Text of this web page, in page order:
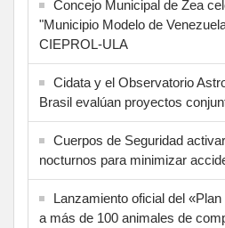
Concejo Municipal de Zea
"Municipio Modelo de
CIEPROL-ULA
Cidata y el Observatorio
Brasil evalúan proyectos
Cuerpos de Seguridad
nocturnos para minimizar
Lanzamiento oficial del
a más de 100 animales de